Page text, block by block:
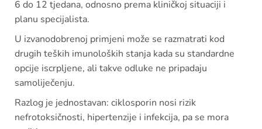
6 do 12 tjedana, odnosno prema kliničkoj situaciji i
planu specijalista.
U izvanodobrenoj primjeni može se razmatrati kod
drugih teških imunoloških stanja kada su standardne
opcije iscrpljene, ali takve odluke ne pripadaju
samoliječenju.
Razlog je jednostavan: ciklosporin nosi rizik
nefrotoksičnosti, hipertenzije i infekcija, pa se mora